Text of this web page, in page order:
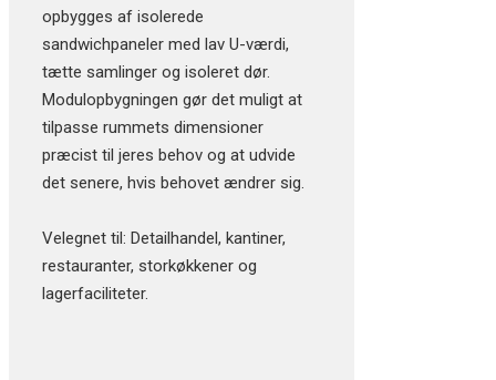
opbygges af isolerede
sandwichpaneler med lav U-værdi,
tætte samlinger og isoleret dør.
Modulopbygningen gør det muligt at
tilpasse rummets dimensioner
præcist til jeres behov og at udvide
det senere, hvis behovet ændrer sig.
Velegnet til: Detailhandel, kantiner,
restauranter, storkøkkener og
lagerfaciliteter.